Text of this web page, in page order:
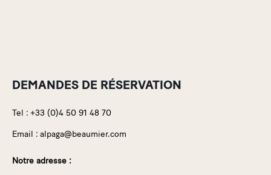
DEMANDES DE RÉSERVATION
Tel : +33 (0)4 50 91 48 70
Email : alpaga@beaumier.com
Notre adresse :